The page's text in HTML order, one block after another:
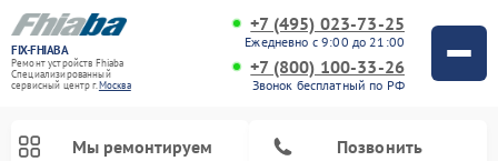
FIX-FHIABA
Ремонт устройств Fhiaba
Специализированный
cервисный центр г.Москва
+7 (495) 023-73-25
Ежедневно с 9:00 до 21:00
+7 (800) 100-33-26
Звонок бесплатный по РФ
Мы ремонтируем Позвонить